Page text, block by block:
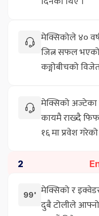
मेक्सिकोले ४०
जित्न सफल
कङ्गोबीचको
मेक्सिको अज्टेका
कायमै राख्दै
१६ मा प्रवेश
2
99' मेक्सिको र
दुबै टोलीले आफ्नो